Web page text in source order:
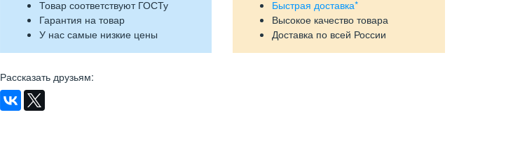
Товар соответствуют ГОСТу
Гарантия на товар
У нас самые низкие цены
Быстрая доставка*
Высокое качество товара
Доставка по всей России
Рассказать друзьям: